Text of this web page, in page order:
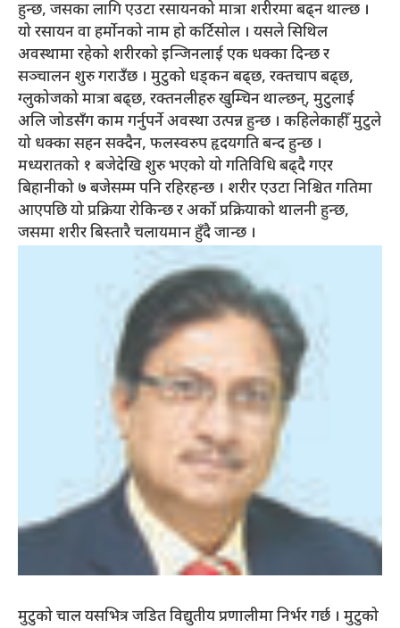
हुन्छ, जसका लागि एउटा रसायनको मात्रा शरीरमा बढ्न थाल्छ ।
यो रसायन वा हर्मोनको नाम हो कर्टिसोल । यसले सिथिल
अवस्थामा रहेको शरीरको इन्जिनलाई एक धक्का दिन्छ र
सञ्चालन शुरु गराउँछ । मुटुको धड्कन बढ्छ, रक्तचाप बढ्छ,
ग्लुकोजको मात्रा बढ्छ, रक्तनलीहरु खुम्चिन थाल्छन्, मुटुलाई
अलि जोडसँग काम गर्नुपर्ने अवस्था उत्पन्न हुन्छ । कहिलेकाहीँ मुटुले
यो धक्का सहन सक्दैन, फलस्वरुप हृदयगति बन्द हुन्छ ।
मध्यरातको १ बजेदेखि शुरु भएको यो गतिविधि बढ्दै गएर
बिहानीको ७ बजेसम्म पनि रहिरहन्छ । शरीर एउटा निश्चित गतिमा
आएपछि यो प्रक्रिया रोकिन्छ र अर्को प्रक्रियाको थालनी हुन्छ,
जसमा शरीर बिस्तारै चलायमान हुँदै जान्छ ।
मुटुको चाल यसभित्र जडित विद्युतीय प्रणालीमा निर्भर गर्छ । मुटुको